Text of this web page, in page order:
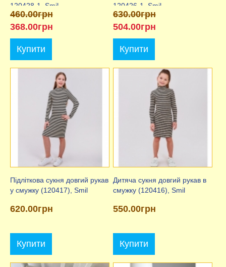
120428-1, Smil
460.00грн
368.00грн
Купити
120426-1, Smil
630.00грн
504.00грн
Купити
Підліткова сукня довгий рукав
у смужку (120417), Smil
620.00грн
Купити
Дитяча сукня довгий рукав в
смужку (120416), Smil
550.00грн
Купити